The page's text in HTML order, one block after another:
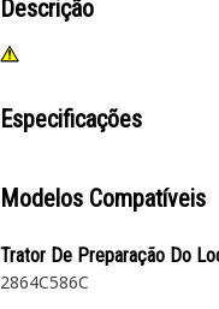
Descrição
Especificações
Modelos Compatíveis
Trator De Preparação Do
2864C586C